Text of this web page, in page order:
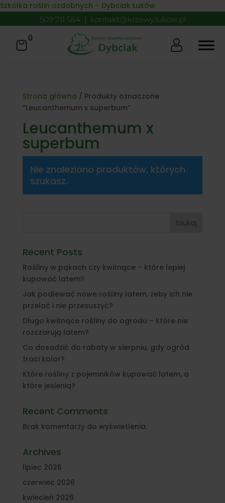
Skip to content
Szkółka roślin ozdobnych – Dybciak Łuków
509 711 564 | kontakt@krzewy.lukow.pl
0
Strona główna / Produkty oznaczone
“Leucanthemum x superbum”
Leucanthemum x
superbum
Nie znaleziono produktów, których
szukasz.
Szukaj
Recent Posts
Rośliny w pąkach czy kwitnące – które lepiej
kupować latem?
Jak podlewać nowe rośliny latem, żeby ich nie
przelać i nie przesuszyć?
Długo kwitnące rośliny do ogrodu – które nie
rozczarują latem?
Co dosadzić do rabaty w sierpniu, gdy ogród
traci kolor?
Które rośliny z pojemników kupować latem, a
które jesienią?
Recent Comments
Brak komentarzy do wyświetlenia.
Archives
lipiec 2026
czerwiec 2026
kwiecień 2026